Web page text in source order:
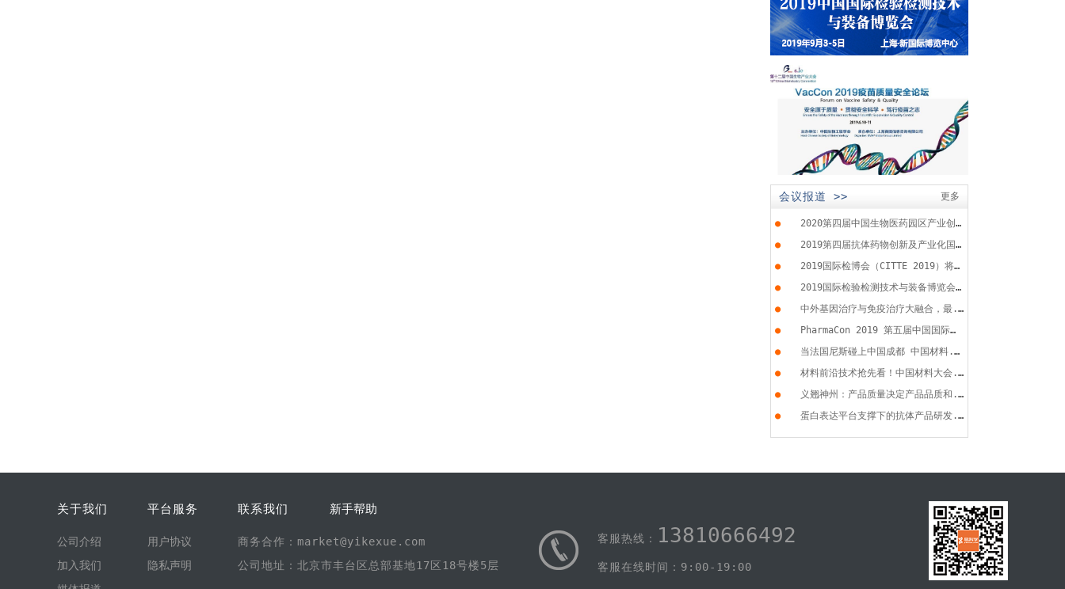
会议报道 >> 更多
●
2020第四届中国生物医药园区产业创...
●
2019第四届抗体药物创新及产业化国...
●
2019国际检博会（CITTE 2019）将于...
●
2019国际检验检测技术与装备博览会...
●
中外基因治疗与免疫治疗大融合，最...
●
PharmaCon 2019 第五届中国国际化...
●
当法国尼斯碰上中国成都 中国材料...
●
材料前沿技术抢先看！中国材料大会...
●
义翘神州：产品质量决定产品品质和...
●
蛋白表达平台支撑下的抗体产品研发...
关于我们
公司介绍
加入我们
平台服务
用户协议
隐私声明
联系我们 新手帮助
商务合作：market@yikexue.com
公司地址：北京市丰台区总部基地17区18号楼5层
客服热线： 13810666492
客服在线时间：9:00-19:00